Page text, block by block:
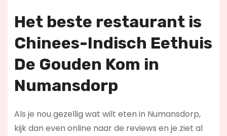
Het beste restaurant is
Chinees-Indisch Eethuis
De Gouden Kom in
Numansdorp
Als je nou gezellig wat wilt eten in Numansdorp,
kijk dan even online naar de reviews en je ziet al